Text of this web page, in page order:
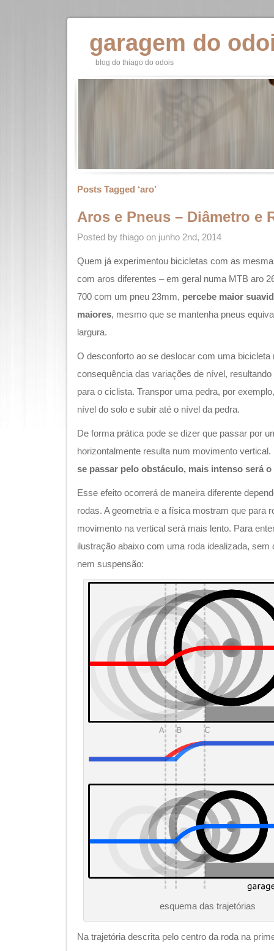
garagem do
blog do thiago do odois
Posts Tagged ‘aro’
Aros e Pneus – Diâmetro e
Posted by thiago on junho 2nd, 2014
Quem já experimentou bicicletas com as
com aros diferentes – em geral numa MTB aro
700 com um pneu 23mm, percebe maior
maiores, mesmo que se mantenha pneus
largura.
O desconforto ao se deslocar com uma bicicleta
consequência das variações de nível,
para o ciclista. Transpor uma pedra, por
nível do solo e subir até o nível da pedra.
De forma prática pode se dizer que passar por
horizontalmente resulta num movimento
se passar pelo obstáculo, mais intenso será
Esse efeito ocorrerá de maneira diferente
rodas. A geometria e a física mostram que para
movimento na vertical será mais lento. Para
ilustração abaixo com uma roda idealizada, sem
nem suspensão:
esquema das trajetórias
Na trajetória descrita pelo centro da roda na